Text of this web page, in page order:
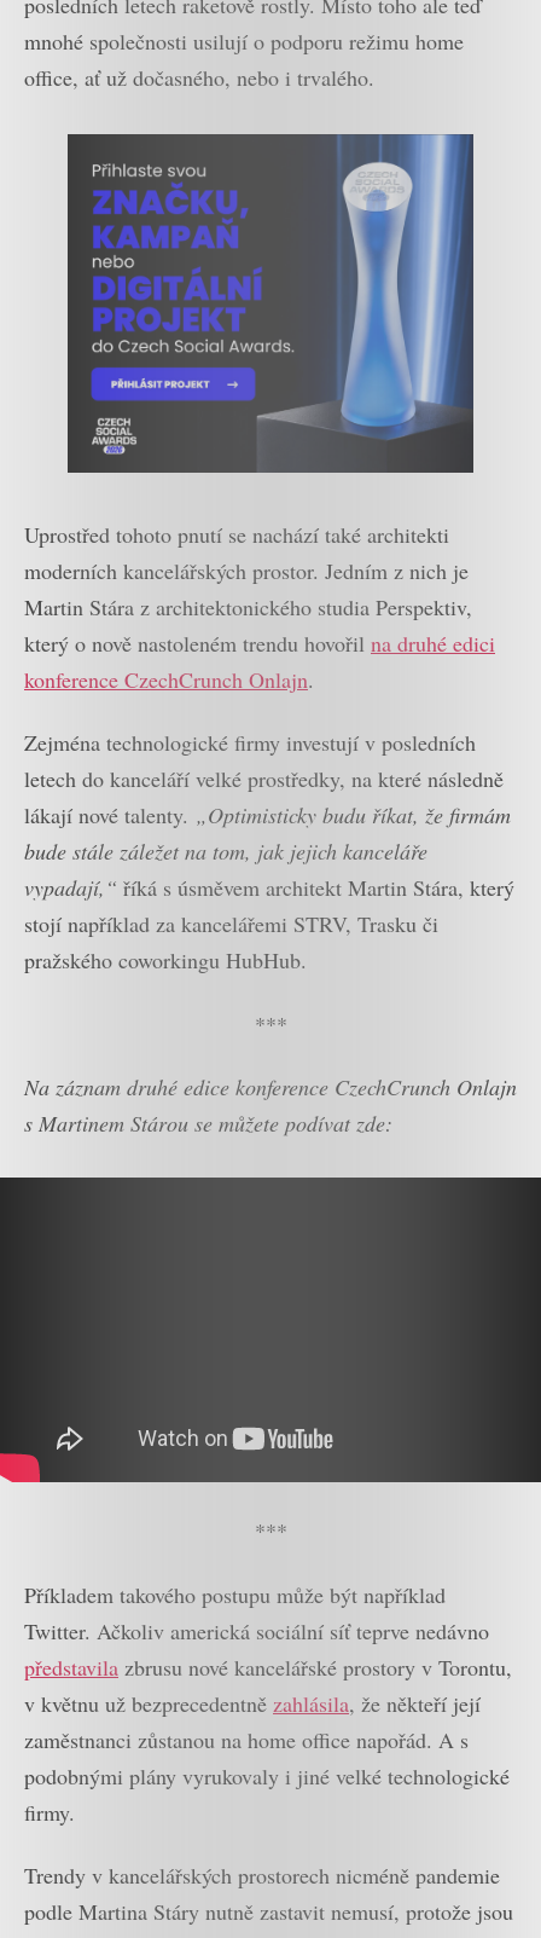
mnohé společnosti usilují o podporu režimu home
office, ať už dočasného, nebo i trvalého.
Uprostřed tohoto pnutí se nachází také architekti
moderních kancelářských prostor. Jedním z nich je
Martin Stára z architektonického studia Perspektiv,
který o nově nastoleném trendu hovořil na druhé edici
konference CzechCrunch Onlajn.
Zejména technologické firmy investují v posledních
letech do kanceláří velké prostředky, na které následně
lákají nové talenty. „Optimisticky budu říkat, že firmám
bude stále záležet na tom, jak jejich kanceláře
vypadají,“ říká s úsměvem architekt Martin Stára, který
stojí například za kancelářemi STRV, Trasku či
pražského coworkingu HubHub.
***
Na záznam druhé edice konference CzechCrunch Onlajn
s Martinem Stárou se můžete podívat zde:
***
Příkladem takového postupu může být například
Twitter. Ačkoliv americká sociální síť teprve nedávno
představila zbrusu nové kancelářské prostory v Torontu,
v květnu už bezprecedentně zahlásila, že někteří její
zaměstnanci zůstanou na home office napořád. A s
podobnými plány vyrukovaly i jiné velké technologické
firmy.
Trendy v kancelářských prostorech nicméně pandemie
podle Martina Stáry nutně zastavit nemusí, protože jsou